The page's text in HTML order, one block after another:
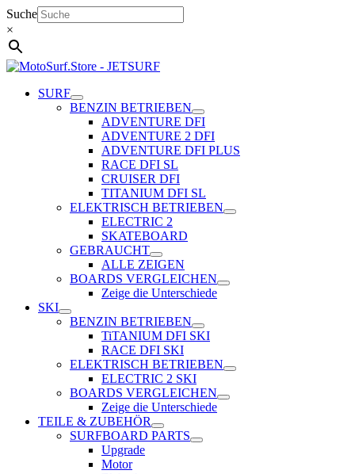
Zum
Inhalt
springen
Suche
×
SURF
BENZIN BETRIEBEN
ADVENTURE DFI
ADVENTURE 2 DFI
ADVENTURE DFI PLUS
RACE DFI SL
CRUISER DFI
TITANIUM DFI SL
ELEKTRISCH BETRIEBEN
ELECTRIC 2
SKATEBOARD
GEBRAUCHT
ALLE ZEIGEN
BOARDS VERGLEICHEN
Zeige die Unterschiede
SKI
BENZIN BETRIEBEN
TiTANIUM DFI SKI
RACE DFI SKI
ELEKTRISCH BETRIEBEN
ELECTRIC 2 SKI
BOARDS VERGLEICHEN
Zeige die Unterschiede
TEILE & ZUBEHÖR
SURFBOARD PARTS
Upgrade
Motor